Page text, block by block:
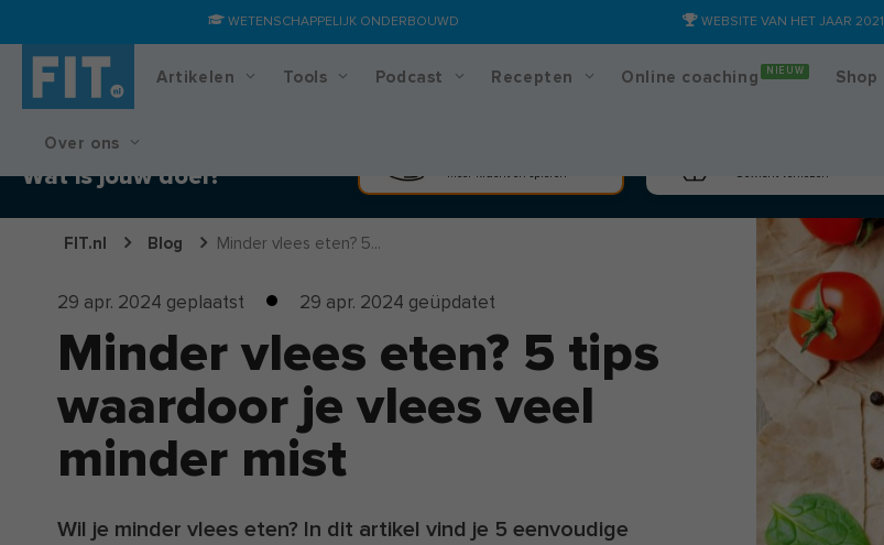
WETENSCHAPPELIJK ONDERBOUWD WEBSITE VAN HET JAAR 2021
Artikelen Tools Podcast Recepten Online coaching NIEUW Shop
Over ons
Training & voedingsplan
Wat is jouw doel?
FIT.nl Blog Minder vlees eten? 5...
29 apr. 2024 geplaatst 29 apr. 2024 geüpdatet
Minder vlees eten? 5 tips
waardoor je vlees veel
minder mist
Wil je minder vlees eten? In dit artikel vind je 5 eenvoudige